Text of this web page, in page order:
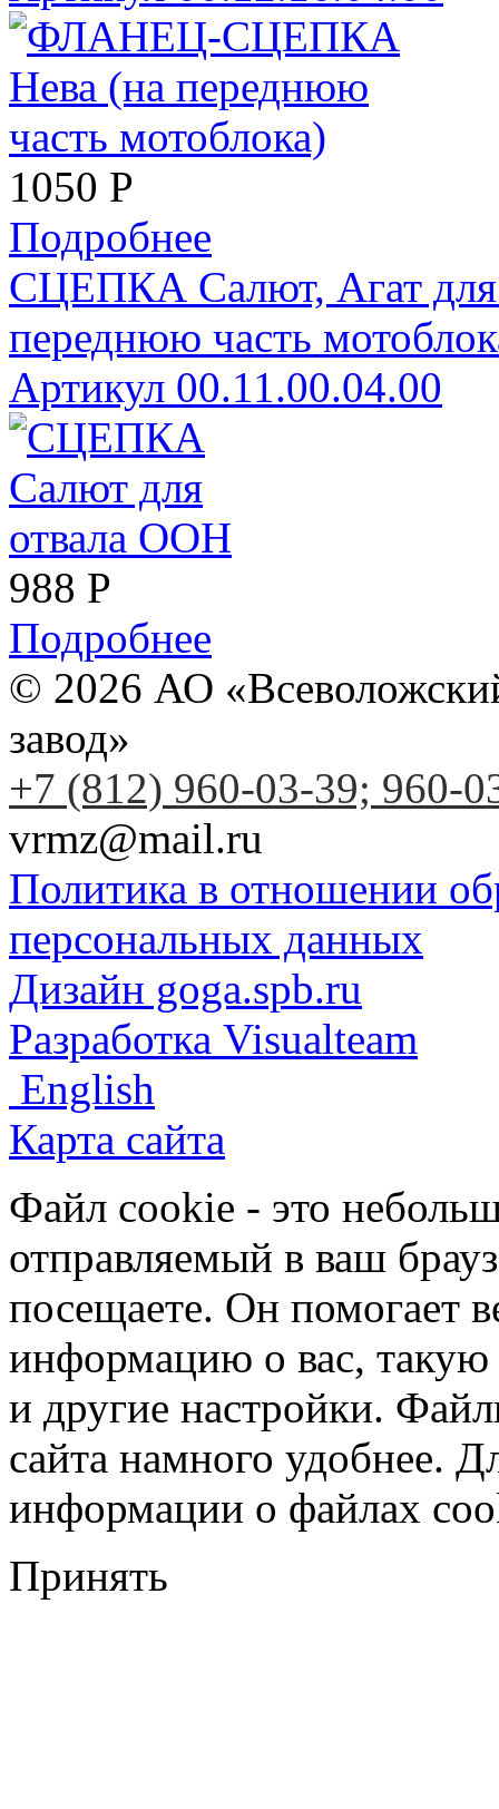
1050 Р
Подробнее
СЦЕПКА Салют, Агат для
переднюю часть
Артикул 00.11.00.04.00
988 Р
Подробнее
© 2026 АО
завод»
+7 (812) 960-03-39; 960-
vrmz@mail.ru
Политика в отношении
персональных данных
Дизайн goga.spb.ru
Разработка Visualteam
English
Карта сайта
Файл cookie - это
отправляемый в ваш
посещаете. Он помогает
информацию о вас, такую
и другие настройки.
сайта намного удобнее.
информации о файлах
Принять